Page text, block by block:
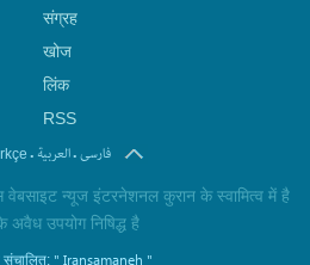
संग्रह
खोज
लिंक
RSS
. العربیة.فارسی
वेबसाइट न्यूज इंटरनेशनल कुरान के स्वामित्व में है
उपयोग निषिद्ध है
संचालित: " Iransamaneh "